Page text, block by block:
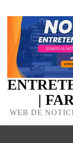
|
WEB DE